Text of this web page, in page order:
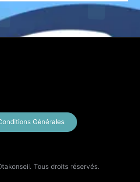
Générales
Tous droits réservés.